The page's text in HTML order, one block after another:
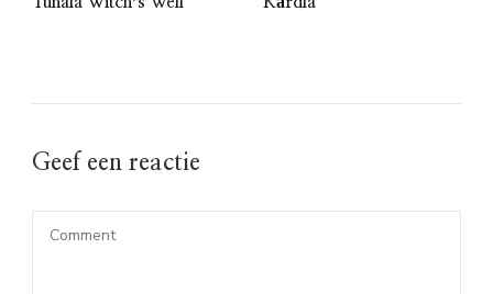
Geef een reactie